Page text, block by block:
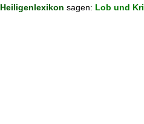
Heiligenlexikon sagen: Lob und